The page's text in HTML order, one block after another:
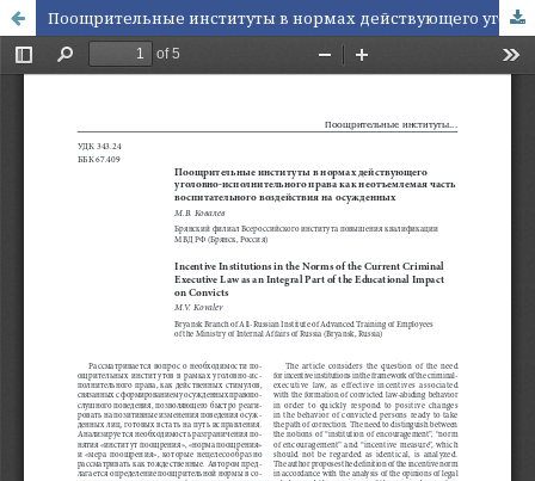
Поощрительные институты в нормах действующего уголовно-исполнительного права как неотъемлемая часть воспитательного воздействия на осужденных